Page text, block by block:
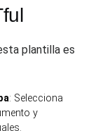
plantilla es
: Selecciona
y